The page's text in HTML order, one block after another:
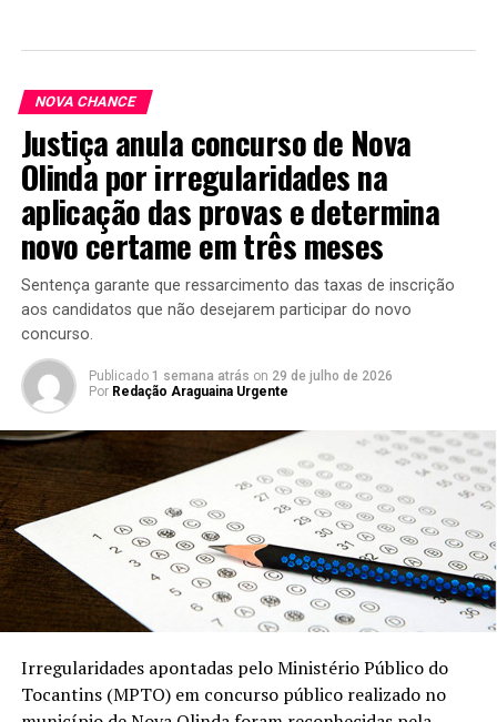
NOVA CHANCE
Justiça anula concurso de Nova
Olinda por irregularidades na
aplicação das provas e determina
novo certame em três meses
Sentença garante que ressarcimento das taxas de inscrição
aos candidatos que não desejarem participar do novo
concurso.
Publicado 1 semana atrás on 29 de julho de 2026
Por Redação Araguaina Urgente
Irregularidades apontadas pelo Ministério Público do
Tocantins (MPTO) em concurso público realizado no